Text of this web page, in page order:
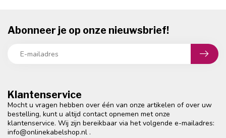
Klantenservice
Mocht u vragen hebben over één van onze artikelen of over uw
bestelling, kunt u altijd contact opnemen met onze
klantenservice. Wij zijn bereikbaar via het volgende e-mailadres:
info@onlinekabelshop.nl .
Abonneer je op onze nieuwsbrief!